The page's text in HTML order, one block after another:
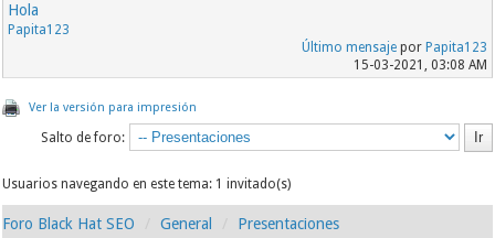
Hola
Papita123
Último mensajepor Papita123
15-03-2021, 03:08 AM
Ver la versión para impresión
Salto de foro:
Usuarios navegando en este tema: 1 invitado(s)
Foro Black Hat SEO General Presentaciones